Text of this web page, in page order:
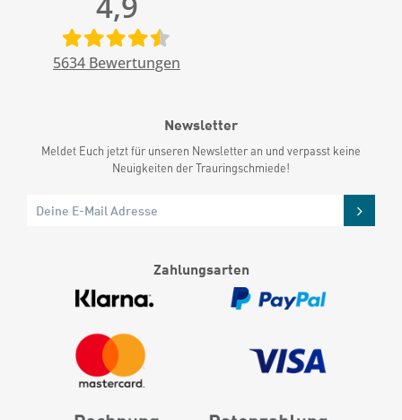
5634 Bewertungen
Newsletter
Meldet Euch jetzt für unseren Newsletter an und verpasst keine
Neuigkeiten der Trauringschmiede!
Zahlungsarten